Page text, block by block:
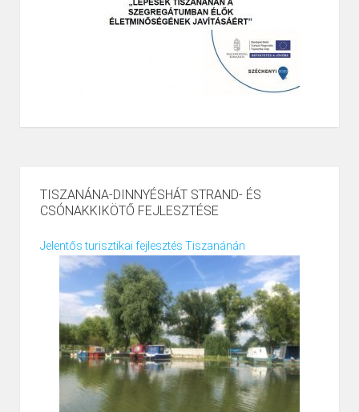
TISZANÁNA-DINNYÉSHÁT STRAND- ÉS
CSÓNAKKIKÖTŐ FEJLESZTÉSE
Jelentős turisztikai fejlesztés Tiszanánán